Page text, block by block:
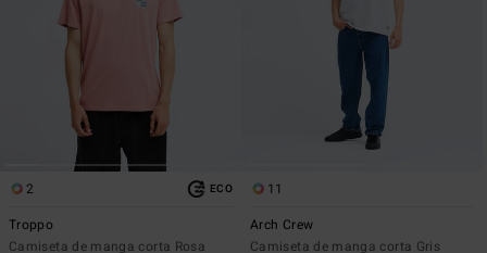
2 ECO
Troppo
Camiseta de manga corta Rosa
11
Arch Crew
Camiseta de manga corta Gris